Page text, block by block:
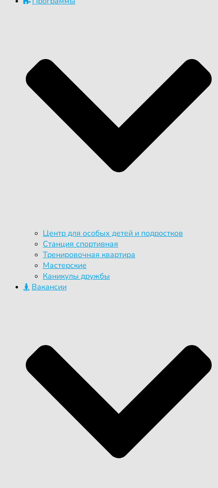
Центр для особых детей и подростков
Станция спортивная
Тренировочная квартира
Мастерские
Каникулы дружбы
Вакансии